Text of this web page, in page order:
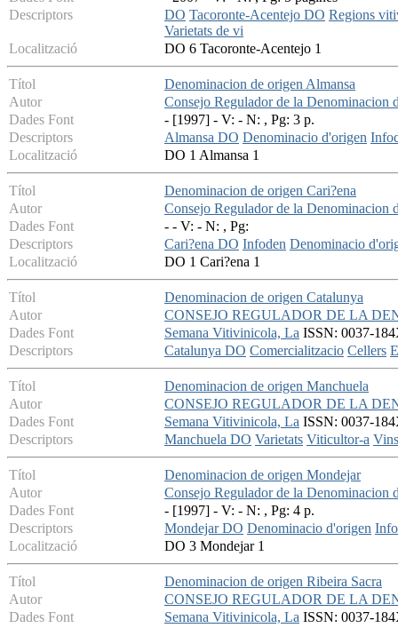
Descriptors
DO Tacoronte-Acentejo DO Regions
Varietats de vi
Localització
DO 6 Tacoronte-Acentejo 1
Títol
Denominacion de origen Almansa
Autor
Consejo Regulador de la Denominacion
Dades Font
- [1997] - V: - N: , Pg: 3 p.
Descriptors
Almansa DO Denominacio d'origen
Localització
DO 1 Almansa 1
Títol
Denominacion de origen Cari?ena
Autor
Consejo Regulador de la Denominacion
Dades Font
- - V: - N: , Pg:
Descriptors
Cari?ena DO Infoden Denominacio
Localització
DO 1 Cari?ena 1
Títol
Denominacion de origen Catalunya
Autor
CONSEJO REGULADOR DE LA
Dades Font
Semana Vitivinicola, La ISSN: 0037-
Descriptors
Catalunya DO Comercialitzacio Cellers
Títol
Denominacion de origen Manchuela
Autor
CONSEJO REGULADOR DE LA
Dades Font
Semana Vitivinicola, La ISSN: 0037-
Descriptors
Manchuela DO Varietats Viticultor-a Vins
Títol
Denominacion de origen Mondejar
Autor
Consejo Regulador de la Denominacion
Dades Font
- [1997] - V: - N: , Pg: 4 p.
Descriptors
Mondejar DO Denominacio d'origen
Localització
DO 3 Mondejar 1
Títol
Denominacion de origen Ribeira Sacra
Autor
CONSEJO REGULADOR DE LA
Dades Font
Semana Vitivinicola, La ISSN: 0037-